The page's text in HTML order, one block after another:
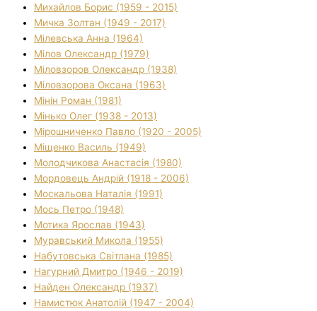
Михайлов Борис (1959 - 2015)
Мичка Золтан (1949 - 2017)
Мілевська Анна (1964)
Мілов Олександр (1979)
Міловзоров Олександр (1938)
Міловзорова Оксана (1963)
Мінін Роман (1981)
Мінько Олег (1938 - 2013)
Мірошниченко Павло (1920 - 2005)
Міщенко Василь (1949)
Молодчикова Анастасія (1980)
Мордовець Андрій (1918 - 2006)
Москальова Наталія (1991)
Мось Петро (1948)
Мотика Ярослав (1943)
Муравський Микола (1955)
Набутовська Світлана (1985)
Нагурний Дмитро (1946 - 2019)
Найден Олександр (1937)
Намистюк Анатолій (1947 - 2004)